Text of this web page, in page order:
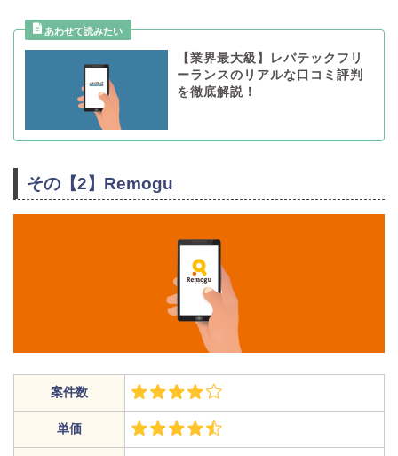
【業界最大級】レバテックフリ
ーランスのリアルな口コミ評判
を徹底解説！
その【2】Remogu
案件数
単価